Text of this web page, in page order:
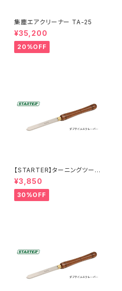
集塵エアクリーナー TA-25
¥35,200
20%OFF
【STARTER】ターニングツール
『ダブテイルスクレーパー 25×
6.5mm 』ハイス鋼 旋盤用刃物
¥3,850
30%OFF